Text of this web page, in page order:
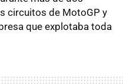
circuitos de MotoGP y
que explotaba toda